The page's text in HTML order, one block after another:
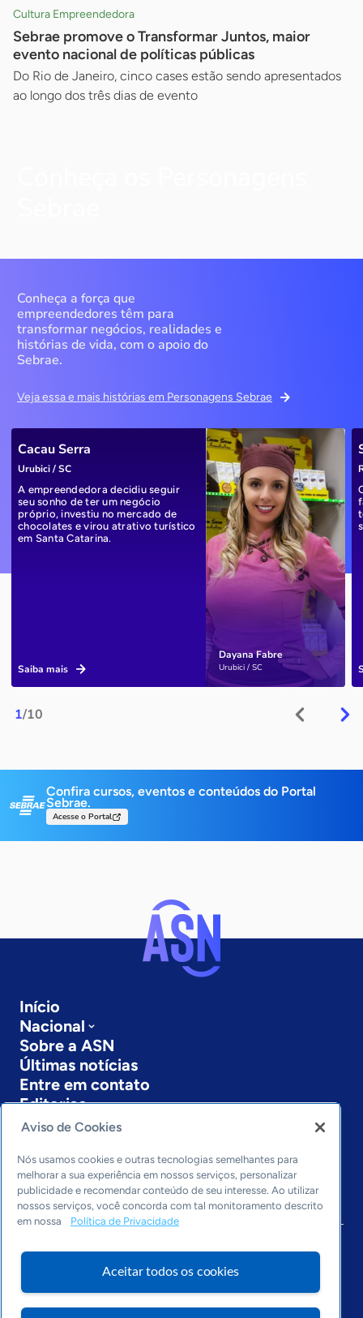
Cultura Empreendedora
Sebrae promove o Transformar Juntos, maior
evento nacional de políticas públicas
Do Rio de Janeiro, cinco cases estão sendo apresentados
ao longo dos três dias de evento
Conheça a força que
empreendedores têm para
transformar negócios, realidades e
histórias de vida, com o apoio do
Sebrae.
Veja essa e mais histórias em Personagens Sebrae
1/10
Dayana Fabre
Urubici / SC
Cacau Serra
Urubici / SC
A empreendedora decidiu seguir
seu sonho de ter um negócio
próprio, investiu no mercado de
chocolates e virou atrativo turístico
em Santa Catarina.
Saiba mais
Confira cursos, eventos e conteúdos do Portal
Sebrae.
Acesse o Portal
Início
Nacional
Sobre a ASN
Últimas notícias
Entre em contato
Editorias
Economia & Política
Inovação & Tecnologia
Cultura empreendedora
Dados
Arquivo
Aviso de Cookies
Nós usamos cookies e outras tecnologias semelhantes para
melhorar a sua experiência em nossos serviços, personalizar
publicidade e recomendar conteúdo de seu interesse. Ao utilizar
nossos serviços, você concorda com tal monitoramento descrito
em nossa
Política de Privacidade
Aceitar todos os cookies